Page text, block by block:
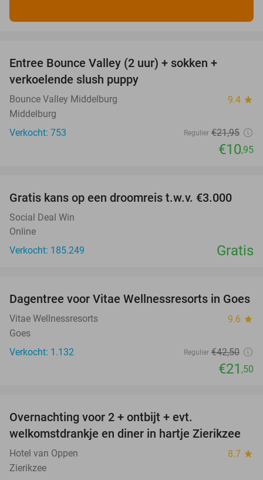
Entree Bounce Valley (2 uur) + sokken +
verkoelende slush puppy
Bounce Valley Middelburg 9.4 star
Middelburg
Verkocht: 753
Regulier €21,95
€10,95
Gratis kans op een droomreis t.w.v. €3.000
Social Deal Win
Online
Verkocht: 185.249
Gratis
49%
Dagentree voor Vitae Wellnessresorts in Goes
Vitae Wellnessresorts 9.6 star
Goes
Verkocht: 1.132
Regulier €42,50
€21 ,50
Overnachting voor 2 + ontbijt + evt.
welkomstdrankje en diner in hartje Zierikzee
Hotel van Oppen 8.7 star
Zierikzee